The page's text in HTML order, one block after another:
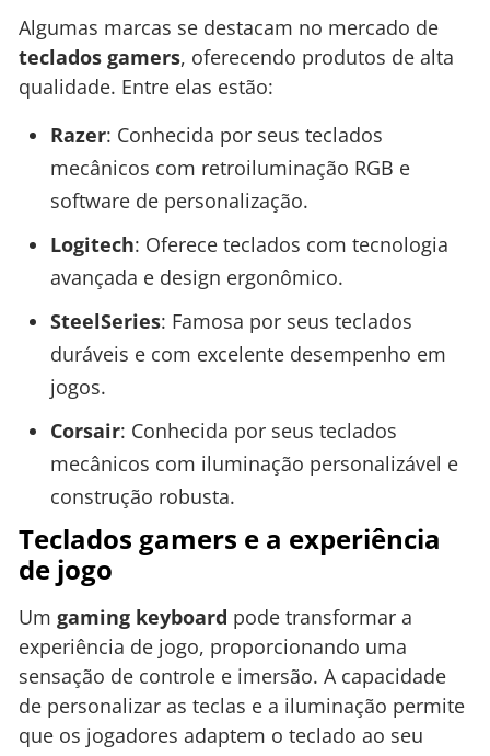
Algumas marcas se destacam no mercado de
teclados gamers, oferecendo produtos de alta
qualidade. Entre elas estão:
Razer: Conhecida por seus teclados
mecânicos com retroiluminação RGB e
software de personalização.
Logitech: Oferece teclados com tecnologia
avançada e design ergonômico.
SteelSeries: Famosa por seus teclados
duráveis e com excelente desempenho em
jogos.
Corsair: Conhecida por seus teclados
mecânicos com iluminação personalizável e
construção robusta.
Teclados gamers e a experiência
de jogo
Um gaming keyboard pode transformar a
experiência de jogo, proporcionando uma
sensação de controle e imersão. A capacidade
de personalizar as teclas e a iluminação permite
que os jogadores adaptem o teclado ao seu